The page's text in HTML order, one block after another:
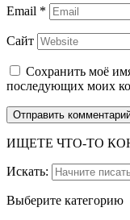
Email *
Сайт
Сохранить моё
последующих моих
ИЩЕТЕ ЧТО-ТО
Искать:
Выберите категорию